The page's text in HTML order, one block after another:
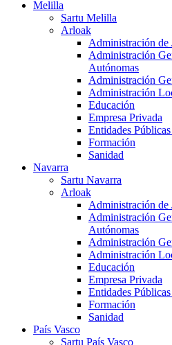
Melilla
Sartu Melilla
Arloak
Administración de
Administración
Autónomas
Administración
Administración
Educación
Empresa Privada
Entidades
Formación
Sanidad
Navarra
Sartu Navarra
Arloak
Administración de
Administración
Autónomas
Administración
Administración
Educación
Empresa Privada
Entidades
Formación
Sanidad
País Vasco
Sartu País Vasco